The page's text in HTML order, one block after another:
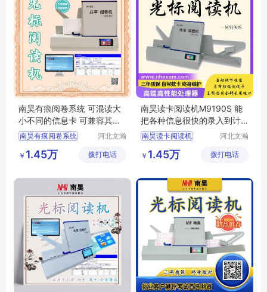
南昊有痕阅卷系统 可混读大
小不同的信息卡 可兼容其它
厂家机型
南昊有痕阅卷系统
标记阅读机
条码阅读机
河北文瀚
技发展有
￥ 1.45万 拨打电话
南昊读卡阅读机M9190S 能
把各种信息很快的录入到计
算机里
南昊读卡阅读机
答题卡阅卷系统
买卡赠阅读机
河北文瀚
技发展有
￥ 1.45万 拨打电话